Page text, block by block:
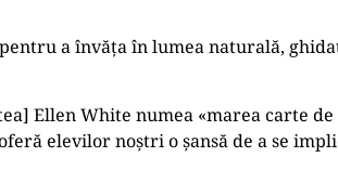
a învăța în lumea naturală,
Ellen White numea «marea carte de
elevilor noștri o șansă de a se